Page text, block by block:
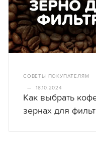
СОВЕТЫ ПОКУПАТЕЛЯМ
— 18.10.2024
Как выбрать
зернах для